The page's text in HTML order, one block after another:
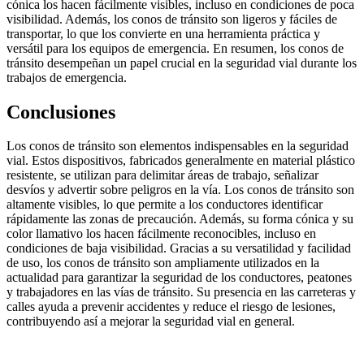
cónica los hacen fácilmente visibles, incluso en condiciones de poca
visibilidad. Además, los conos de tránsito son ligeros y fáciles de
transportar, lo que los convierte en una herramienta práctica y
versátil para los equipos de emergencia. En resumen, los conos de
tránsito desempeñan un papel crucial en la seguridad vial durante los
trabajos de emergencia.
Conclusiones
Los conos de tránsito son elementos indispensables en la seguridad
vial. Estos dispositivos, fabricados generalmente en material plástico
resistente, se utilizan para delimitar áreas de trabajo, señalizar
desvíos y advertir sobre peligros en la vía. Los conos de tránsito son
altamente visibles, lo que permite a los conductores identificar
rápidamente las zonas de precaución. Además, su forma cónica y su
color llamativo los hacen fácilmente reconocibles, incluso en
condiciones de baja visibilidad. Gracias a su versatilidad y facilidad
de uso, los conos de tránsito son ampliamente utilizados en la
actualidad para garantizar la seguridad de los conductores, peatones
y trabajadores en las vías de tránsito. Su presencia en las carreteras y
calles ayuda a prevenir accidentes y reduce el riesgo de lesiones,
contribuyendo así a mejorar la seguridad vial en general.